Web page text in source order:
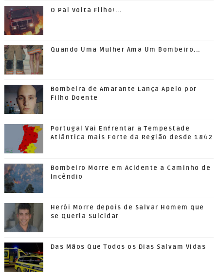
O Pai Volta Filho!...
Quando Uma Mulher Ama Um Bombeiro...
Bombeira de Amarante Lança Apelo por
Filho Doente
Portugal Vai Enfrentar a Tempestade
Atlântica mais Forte da Região desde 1842
Bombeiro Morre em Acidente a Caminho de
Incêndio
Herói Morre depois de Salvar Homem que
se Queria Suicidar
Das Mãos Que Todos os Dias Salvam Vidas